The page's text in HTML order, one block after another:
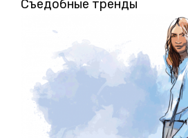
Съедобные тренды